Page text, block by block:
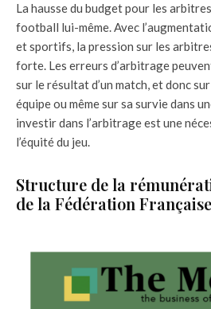
La hausse du budget pour les
football lui-même. Avec
et sportifs, la pression sur les
forte. Les erreurs d’arbitrage
sur le résultat d’un match, et donc
équipe ou même sur sa survie dans
investir dans l’arbitrage est une
l’équité du jeu.
Structure de la
de la Fédération